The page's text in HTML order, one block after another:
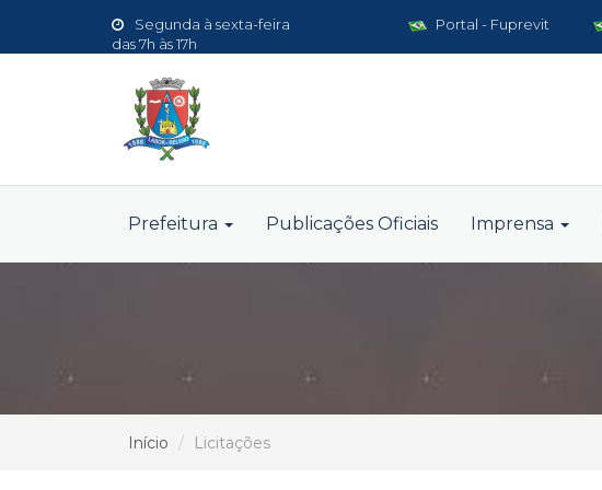
Segunda à sexta-feira
das 7h às 17h
Portal - Fuprevit
Prefeitura Publicações Oficiais Imprensa
Início Licitações